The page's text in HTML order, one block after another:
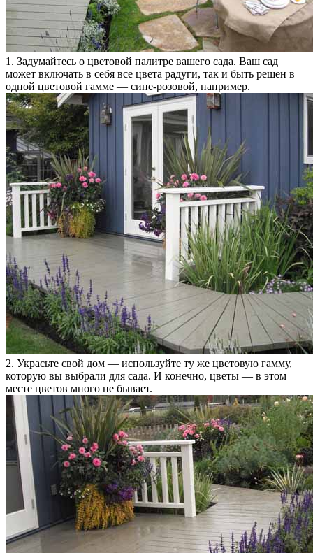
1. Задумайтесь о цветовой палитре вашего сада. Ваш сад
может включать в себя все цвета радуги, так и быть решен в
одной цветовой гамме — сине-розовой, например.
2. Украсьте свой дом — используйте ту же цветовую гамму,
которую вы выбрали для сада. И конечно, цветы — в этом
месте цветов много не бывает.